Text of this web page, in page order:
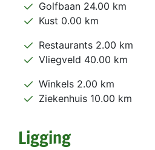
Golfbaan 24.00 km
Kust 0.00 km
Restaurants 2.00 km
Vliegveld 40.00 km
Winkels 2.00 km
Ziekenhuis 10.00 km
Ligging